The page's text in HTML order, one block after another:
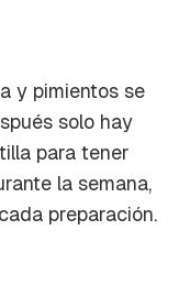
CANCELAR
y pimientos se
solo hay
para tener
la semana,
preparación.
boletín.